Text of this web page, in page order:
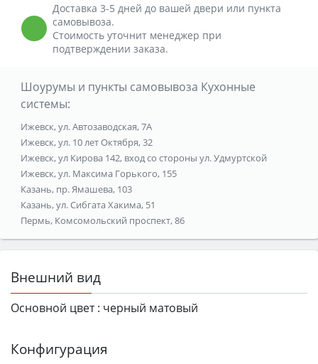
Доставка 3-5 дней до вашей двери или пункта
самовывоза.
Стоимость уточнит менеджер при
подтверждении заказа.
Шоурумы и пункты самовывоза Кухонные
системы:
Ижевск, ул. Автозаводская, 7А
Ижевск, ул. 10 лет Октября, 32
Ижевск, ул Кирова 142, вход со стороны ул. Удмуртской
Ижевск, ул. Максима Горького, 155
Казань, пр. Ямашева, 103
Казань, ул. Сибгата Хакима, 51
Пермь, Комсомольский проспект, 86
Внешний вид
Основной цвет : черный матовый
Конфигурация